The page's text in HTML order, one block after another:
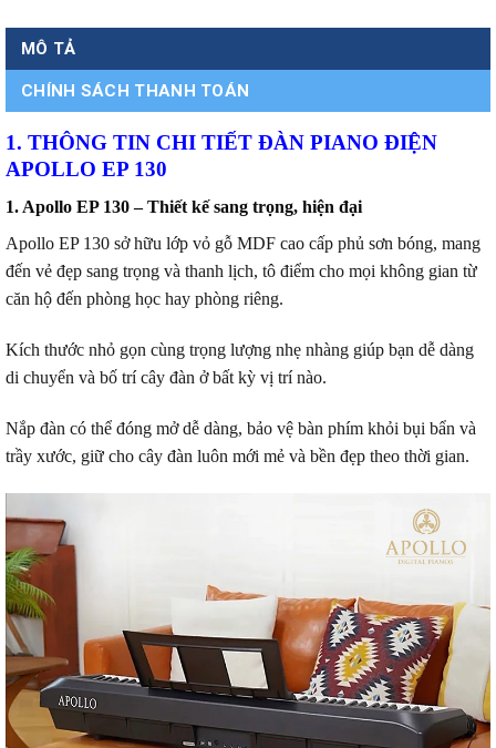
MÔ TẢ
CHÍNH SÁCH THANH TOÁN
1. THÔNG TIN CHI TIẾT ĐÀN PIANO ĐIỆN
APOLLO EP 130
1. Apollo EP 130 – Thiết kế sang trọng, hiện đại
Apollo EP 130 sở hữu lớp vỏ gỗ MDF cao cấp phủ sơn bóng, mang
đến vẻ đẹp sang trọng và thanh lịch, tô điểm cho mọi không gian từ
căn hộ đến phòng học hay phòng riêng.
Kích thước nhỏ gọn cùng trọng lượng nhẹ nhàng giúp bạn dễ dàng
di chuyển và bố trí cây đàn ở bất kỳ vị trí nào.
Nắp đàn có thể đóng mở dễ dàng, bảo vệ bàn phím khỏi bụi bẩn và
trầy xước, giữ cho cây đàn luôn mới mẻ và bền đẹp theo thời gian.